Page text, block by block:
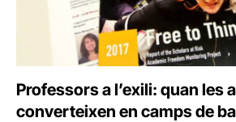
Professors a l’exili: quan les
converteixen en camps de